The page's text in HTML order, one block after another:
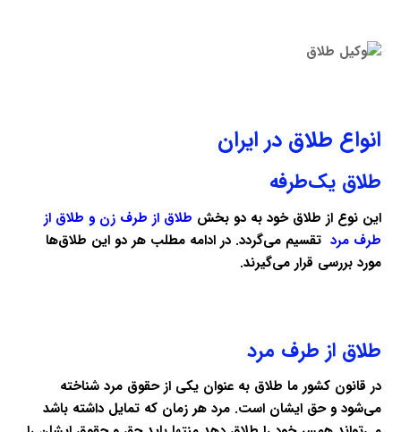
انواع طلاق در ایران
طلاق یک‌طرفه
این نوع از طلاق خود به دو بخش طلاق از طرف زن و طلاق از
طرف مرد تقسیم می‌گردد. در ادامه مطلب هر دو این طلاق‌ها
مورد بررسی قرار می‌گیرند.
طلاق از طرف مرد
در قانون کشور ما طلاق به عنوان یکی از حقوق مرد شناخته
می‌شود و حق ایشان است. مرد هر زمان که تمایل داشته باشد